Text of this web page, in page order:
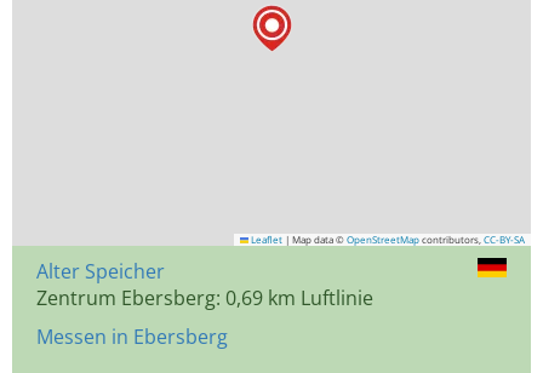
Leaflet | Map data © OpenStreetMap contributors, CC-BY-SA
Alter Speicher
Zentrum Ebersberg: 0,69 km Luftlinie
Messen in Ebersberg